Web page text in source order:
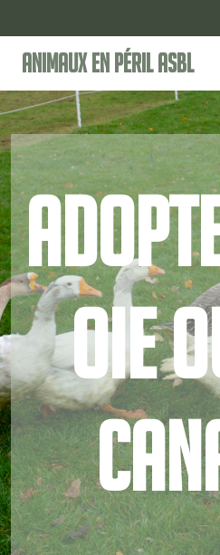
Animaux en Péril ASBL
oie